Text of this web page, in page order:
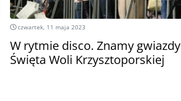
czwartek, 11 maja 2023
W rytmie disco. Znamy gwiazdy
Święta Woli Krzysztoporskiej